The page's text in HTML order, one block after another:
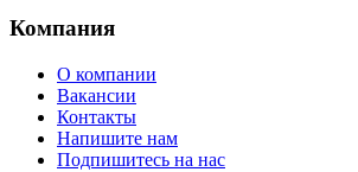
Компания
О компании
Вакансии
Контакты
Напишите нам
Подпишитесь на нас